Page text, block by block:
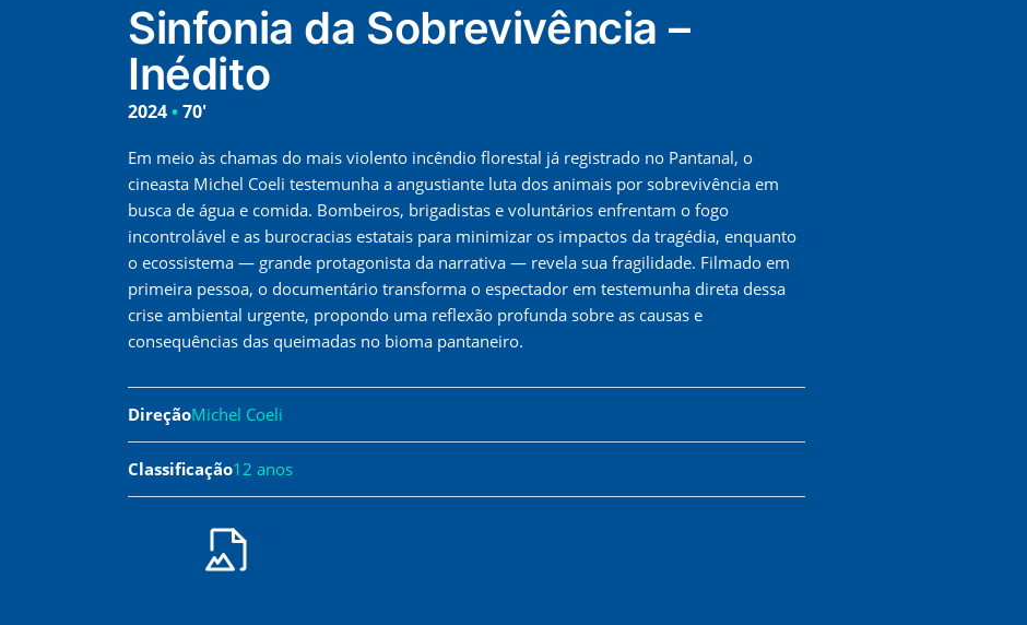
Sinfonia da Sobrevivência –
Inédito
2024•70'
Em meio às chamas do mais violento incêndio florestal já registrado no Pantanal, o
cineasta Michel Coeli testemunha a angustiante luta dos animais por sobrevivência em
busca de água e comida. Bombeiros, brigadistas e voluntários enfrentam o fogo
incontrolável e as burocracias estatais para minimizar os impactos da tragédia, enquanto
o ecossistema — grande protagonista da narrativa — revela sua fragilidade. Filmado em
primeira pessoa, o documentário transforma o espectador em testemunha direta dessa
crise ambiental urgente, propondo uma reflexão profunda sobre as causas e
consequências das queimadas no bioma pantaneiro.
DireçãoMichel Coeli
Classificação12 anos